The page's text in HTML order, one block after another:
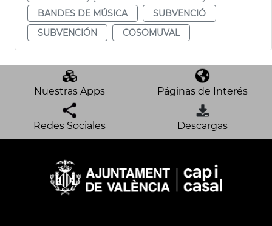
BANDES DE MÚSICA
SUBVENCIÓ
SUBVENCIÓN
COSOMUVAL
Nuestras Apps Páginas de Interés
Redes Sociales Descargas